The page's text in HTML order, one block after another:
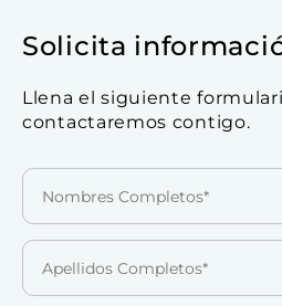
Solicita
Llena el siguiente
contactaremos contigo.